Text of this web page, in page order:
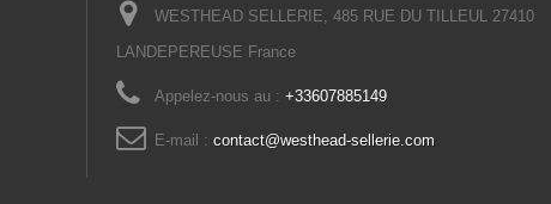
WESTHEAD SELLERIE, 485 RUE DU TILLEUL 27410
LANDEPEREUSE France
Appelez-nous au : +33607885149
E-mail : contact@westhead-sellerie.com